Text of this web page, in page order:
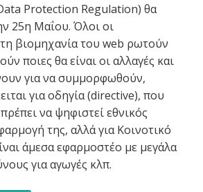
Protection Regulation) θα
25η Μαΐου. Όλοι οι
βιομηχανία του web ρωτούν
ποιες θα είναι οι αλλαγές και
για να συμμορφωθούν,
για οδηγία (directive), που
να ψηφιστεί εθνικός
της, αλλά για Κοινοτικό
άμεσα εφαρμοστέο με μεγάλα
για αγωγές κλπ.